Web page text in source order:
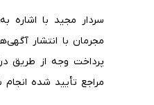
سردار مجید با اشاره
مجرمان با انتشار
پرداخت وجه از طریق
مراجع تأیید شده انجام